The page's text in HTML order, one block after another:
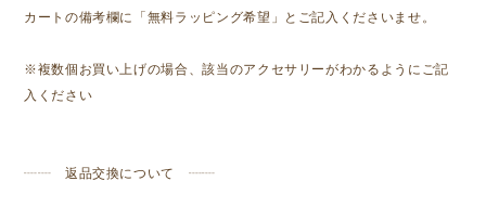
カートの備考欄に「無料ラッピング希望」とご記入くださいませ。
※複数個お買い上げの場合、該当のアクセサリーがわかるようにご記
入ください
┈┈ 返品交換について ┈┈